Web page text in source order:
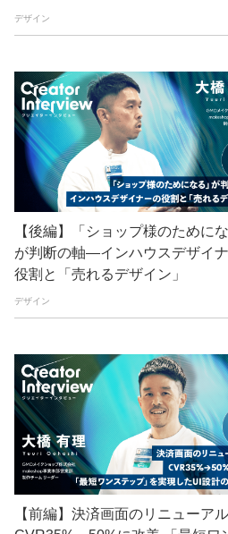
GMO Hacking Night
GMOアドパートナーズ
GMOアドマーケティング
GMOインターネット
GMOインターネットグループ
GMOインターネットグループ陸上部
GMOグローバルサイン
GMOコネクト
GMOサイバーセキュリティ byイエラエ
GMOブランドセキュリティ
GMOペイメントゲートウェイ
GMOペパボ GMOメイクショ
GMOメディア GMOロボッツ
デザイン
【後編】「ショップ様のためにな
が判断の軸―インハウスデザイ
役割と「売れるデザイン」
デザイン
【前編】決済画面のリニューア